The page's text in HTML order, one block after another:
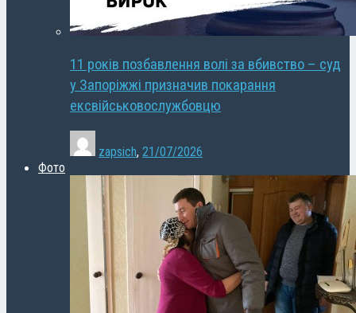
11 років позбавлення волі за вбивство – суд
у Запоріжжі призначив покарання
ексвійськовослужбовцю
zapsich, 21/07/2026
Фото